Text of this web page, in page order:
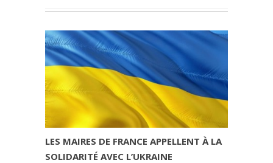
LES MAIRES DE FRANCE APPELLENT À LA
SOLIDARITÉ AVEC L’UKRAINE